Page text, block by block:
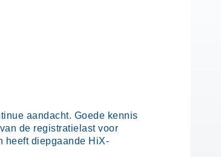
aandacht. Goede kennis
de registratielast voor
heeft diepgaande HiX-